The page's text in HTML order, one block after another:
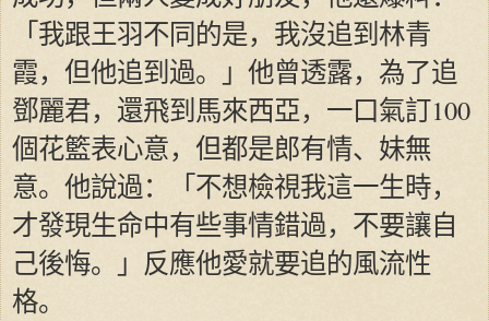
「我跟王羽不同的是，我沒追到林青
霞，但他追到過。」他曾透露，為了追
鄧麗君，還飛到馬來西亞，一口氣訂100
個花籃表心意，但都是郎有情、妹無
意。他說過：「不想檢視我這一生時，
才發現生命中有些事情錯過，不要讓自
己後悔。」反應他愛就要追的風流性
格。